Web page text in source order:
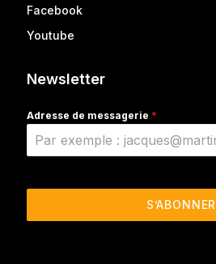
Facebook
Youtube
Newsletter
Adresse de messagerie *
S’ABONNER